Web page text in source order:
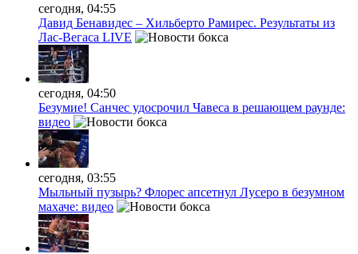
сегодня, 04:55
Давид Бенавидес – Хильберто Рамирес. Результаты из
Лас-Вегаса LIVE
сегодня, 04:50
Безумие! Санчес удосрочил Чавеса в решающем раунде:
видео
сегодня, 03:55
Мыльный пузырь? Флорес апсетнул Лусеро в безумном
махаче: видео